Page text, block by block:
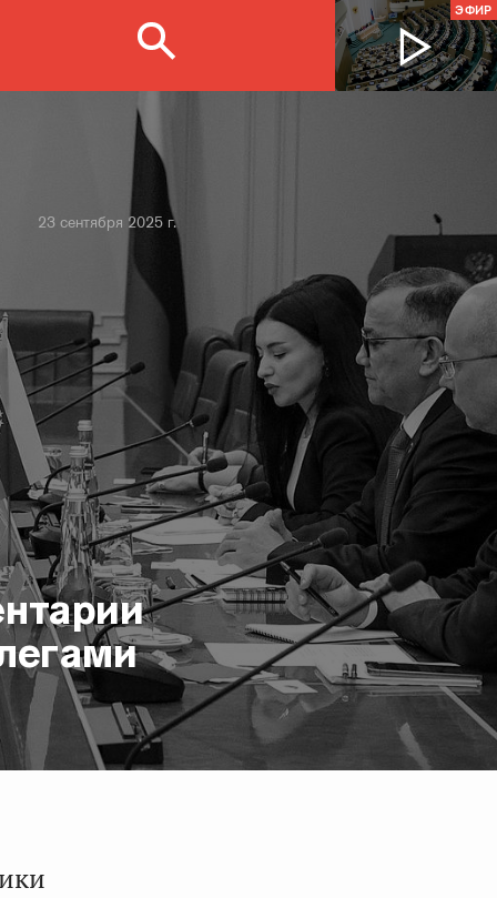
ЭФИР
23 сентября 2025 г.